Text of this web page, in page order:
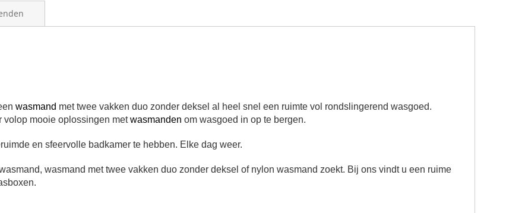
wasmand met twee vakken duo zonder deksel al heel snel een ruimte vol rondslingerend wasgoed.
volop mooie oplossingen metwasmanden om wasgoed in op te bergen.
en sfeervolle badkamer te hebben. Elke dag weer.
wasmand met twee vakken duo zonder deksel of nylon wasmand zoekt. Bij ons vindt u een ruime